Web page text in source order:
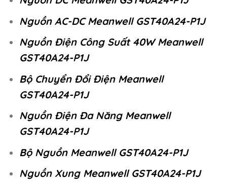
Nguồn AC-DC Meanwell GST40A24-P1J
Nguồn Điện Công Suất 40W Meanwell
GST40A24-P1J
Bộ Chuyển Đổi Điện Meanwell
GST40A24-P1J
Nguồn Điện Đa Năng Meanwell
GST40A24-P1J
Bộ Nguồn Meanwell GST40A24-P1J
Nguồn Xung Meanwell GST40A24-P1J